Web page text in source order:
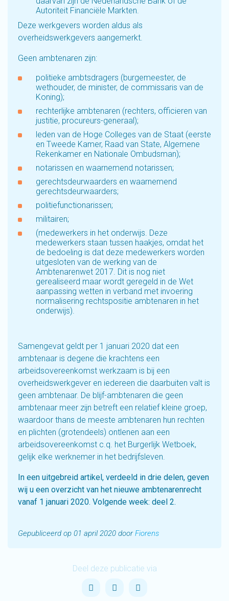
Autoriteit Financiële Markten.
Deze werkgevers worden aldus als
overheidswerkgevers aangemerkt.
Geen ambtenaren zijn:
politieke ambtsdragers (burgemeester, de
wethouder, de minister, de commissaris van de
Koning);
rechterlijke ambtenaren (rechters, officieren van
justitie, procureurs-generaal);
leden van de Hoge Colleges van de Staat (eerste
en Tweede Kamer, Raad van State, Algemene
Rekenkamer en Nationale Ombudsman);
notarissen en waarnemend notarissen;
gerechtsdeurwaarders en waarnemend
gerechtsdeurwaarders;
politiefunctionarissen;
militairen;
(medewerkers in het onderwijs. Deze
medewerkers staan tussen haakjes, omdat het
de bedoeling is dat deze medewerkers worden
uitgesloten van de werking van de
Ambtenarenwet 2017. Dit is nog niet
gerealiseerd maar wordt geregeld in de Wet
aanpassing wetten in verband met invoering
normalisering rechtspositie ambtenaren in het
onderwijs).
Samengevat geldt per 1 januari 2020 dat een
ambtenaar is degene die krachtens een
arbeidsovereenkomst werkzaam is bij een
overheidswerkgever en iedereen die daarbuiten valt is
geen ambtenaar. De blijf-ambtenaren die geen
ambtenaar meer zijn betreft een relatief kleine groep,
waardoor thans de meeste ambtenaren hun rechten
en plichten (grotendeels) ontlenen aan een
arbeidsovereenkomst c.q. het Burgerlijk Wetboek,
gelijk elke werknemer in het bedrijfsleven.
In een uitgebreid artikel, verdeeld in drie delen, geven
wij u een overzicht van het nieuwe ambtenarenrecht
vanaf 1 januari 2020. Volgende week: deel 2.
Gepubliceerd op 01 april 2020 doorFiorens
Deel deze publicatie via